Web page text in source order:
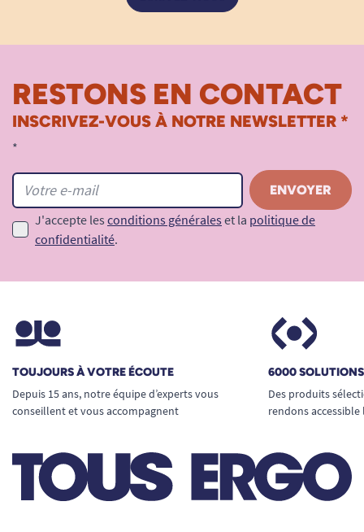
RESTONS EN CONTACT
INSCRIVEZ-VOUS À NOTRE NEWSLETTER *
*
J'accepte les conditions générales et la politique de
confidentialité.
TOUJOURS À VOTRE ÉCOUTE
Depuis 15 ans, notre équipe d’experts vous
conseillent et vous accompagnent
6000
Des produits
rendons